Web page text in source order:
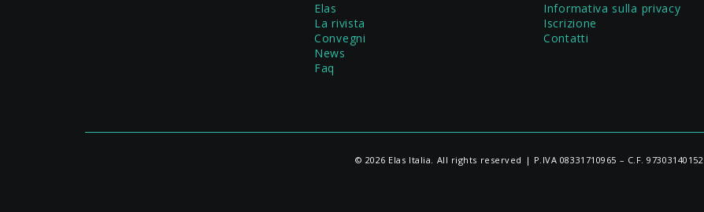
Elas
La rivista
Convegni
News
Faq
Informativa sulla privacy
Iscrizione
Contatti
© 2026 Elas Italia. All rights reserved | P.IVA 08331710965 – C.F. 97303140152